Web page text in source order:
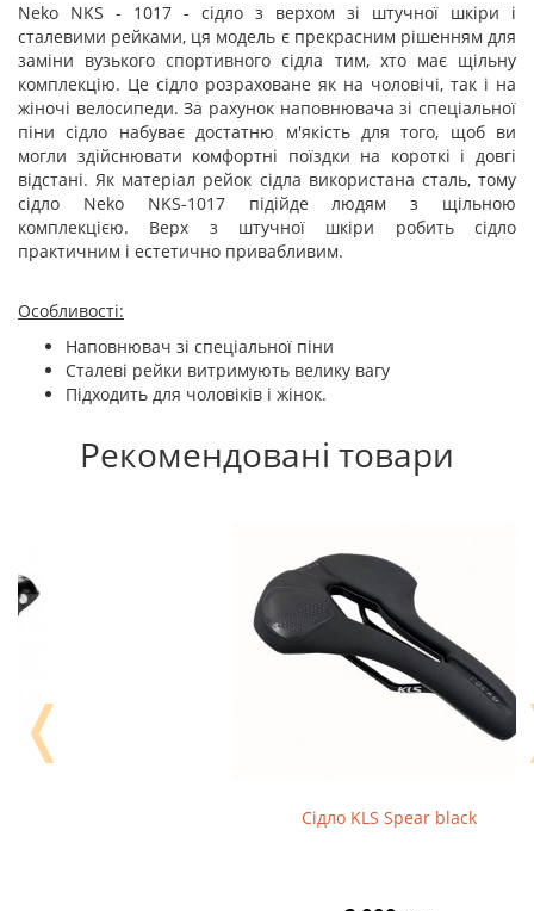
Neko NKS - 1017 - сідло з верхом зі штучної шкіри і
сталевими рейками, ця модель є прекрасним рішенням для
заміни вузького спортивного сідла тим, хто має щільну
комплекцію. Це сідло розраховане як на чоловічі, так і на
жіночі велосипеди. За рахунок наповнювача зі спеціальної
піни сідло набуває достатню м'якість для того, щоб ви
могли здійснювати комфортні поїздки на короткі і довгі
відстані. Як матеріал рейок сідла використана сталь, тому
сідло Neko NKS-1017 підійде людям з щільною
комплекцією. Верх з штучної шкіри робить сідло
практичним і естетично привабливим.
Особливості:
Наповнювач зі спеціальної піни
Сталеві рейки витримують велику вагу
Підходить для чоловіків і жінок.
Рекомендовані товари
Сідло KLS Spear black
❬